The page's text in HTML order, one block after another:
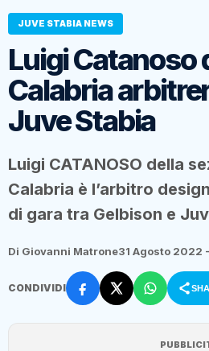
JUVE STABIA NEWS
Luigi Catanoso
Calabria
Juve Stabia
Luigi CATANOSO della
Calabria è l’arbitro
di gara tra Gelbison e
Di Giovanni Matrone31 Agosto 2022
CONDIVIDI